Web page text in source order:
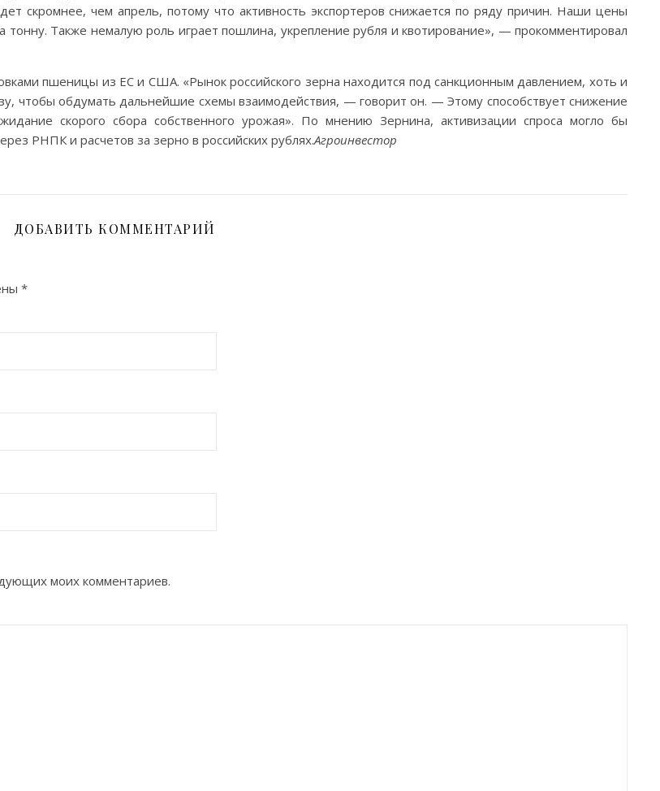
скромнее, чем апрель, потому что активность экспортеров снижается по ряду причин. Наши цены
Также немалую роль играет пошлина, укрепление рубля и квотирование», — прокомментировал
пшеницы из ЕС и США. «Рынок российского зерна находится под санкционным давлением, хоть и
чтобы обдумать дальнейшие схемы взаимодействия, — говорит он. — Этому способствует снижение
скорого сбора собственного урожая». По мнению Зернина, активизации спроса могло бы
РНПК и расчетов за зерно в российских рублях.Агроинвестор
ДОБАВИТЬ КОММЕНТАРИЙ
*
моих комментариев.